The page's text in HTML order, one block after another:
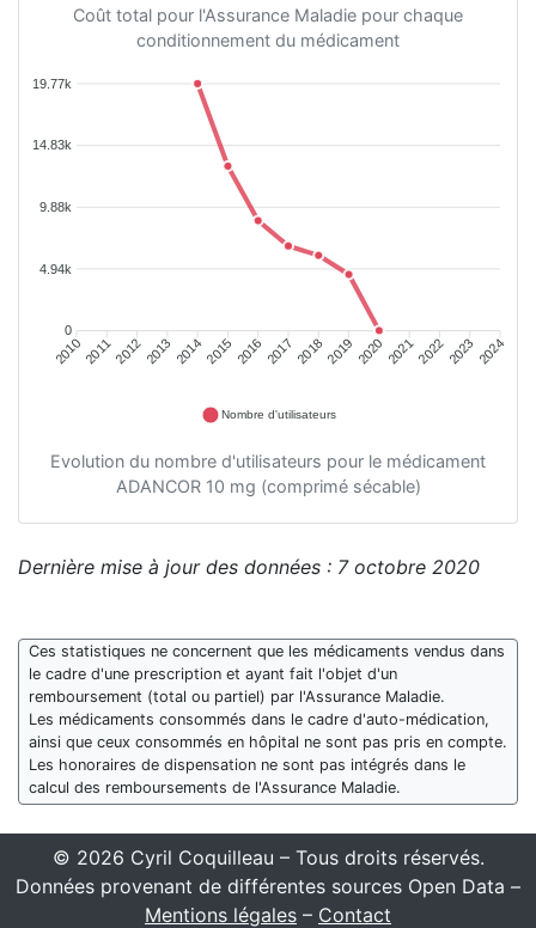
Coût total pour l'Assurance Maladie pour chaque
conditionnement du médicament
19.77k
14.83k
9.88k
4.94k
0
2010201120122013 20142015 2016 2017 20182019 2020 202120222023 2024
Nombre d'utilisateurs
Evolution du nombre d'utilisateurs pour le médicament
ADANCOR 10 mg (comprimé sécable)
Dernière mise à jour des données : 7 octobre 2020
Ces statistiques ne concernent que les médicaments vendus dans
le cadre d'une prescription et ayant fait l'objet d'un
remboursement (total ou partiel) par l'Assurance Maladie.
Les médicaments consommés dans le cadre d'auto-médication,
ainsi que ceux consommés en hôpital ne sont pas pris en compte.
Les honoraires de dispensation ne sont pas intégrés dans le
calcul des remboursements de l'Assurance Maladie.
© 2026 Cyril Coquilleau – Tous droits réservés.
Données provenant de différentes sources Open Data –
Mentions légales – Contact